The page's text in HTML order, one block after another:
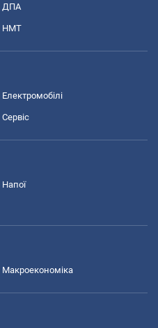
ДПА
НМТ
Електромобілі
Сервіс
Напої
Макроекономіка